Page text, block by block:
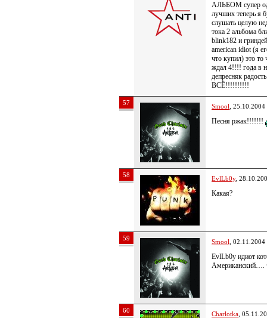
АЛЬБОМ супер
лучших теперь я
слушать целую
тока 2 альбома
blink182 и гриндей
american idiot (я
что купил) это то
ждал 4!!!! года в
депресняк радость
ВСЁ!!!!!!!!!!
57 Smool ,
Песня ржак!!!!!!!
58 EvlLb0y,
Какая?
59 Smool ,
EvlLb0y идиот
Американский….
60 Charlotka ,